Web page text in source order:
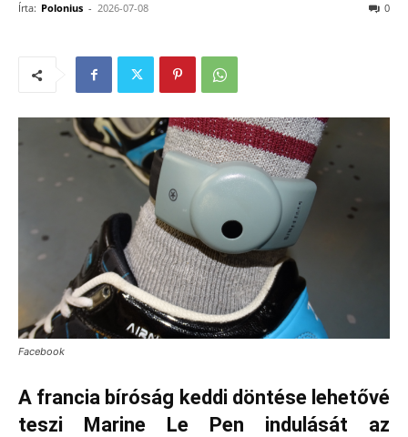
Írta: Polonius - 2026-07-08 0
Facebook
A francia bíróság keddi döntése lehetővé
teszi Marine Le Pen indulását az